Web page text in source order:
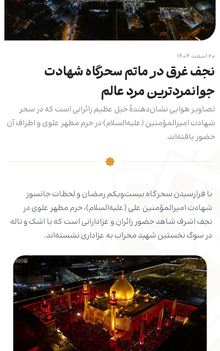
۲۰ اسفند ۱۴۰۴
نجف غرق در ماتم سحرگاه شهادت
جوانمردترین مرد عالم
تصاویر هوایی نشان‌دهندۀ خیل عظیم زائرانی است که در سحر
شهادت امیرالمؤمنین (علیه‌السلام) در حرم مطهر علوی و اطراف آن
حضور یافته‌اند.
با فرارسیدن سحرگاه بیست‌ویکم رمضان و لحظات جانسوز
شهادت امیرالمؤمنین علی (علیه‌السلام)، حرم مطهر علوی در
نجف اشرف شاهد حضور زائران و عزادارانی است که با اشک و ناله
در سوگ نخستین شهید محراب به عزاداری نشسته‌اند.